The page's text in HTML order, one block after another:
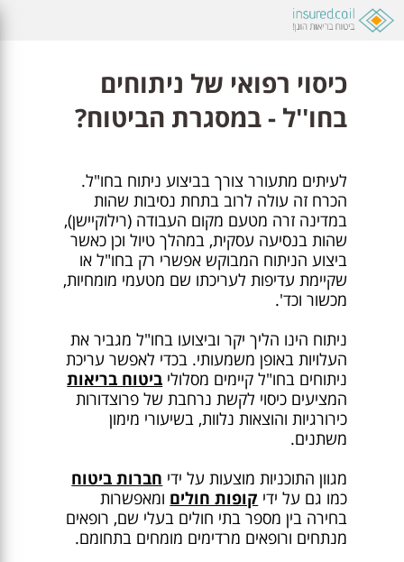
כיסוי רפואי של ניתוחים
בחו''ל - במסגרת הביטוח?
לעיתים מתעורר צורך בביצוע ניתוח בחו"ל.
הכרח זה עולה לרוב בתחת נסיבות שהות
במדינה זרה מטעם מקום העבודה (רילוקיישן),
שהות בנסיעה עסקית, במהלך טיול וכן כאשר
ביצוע הניתוח המבוקש אפשרי רק בחו"ל או
שקיימת עדיפות לעריכתו שם מטעמי מומחיות,
מכשור וכד'.
ניתוח הינו הליך יקר וביצועו בחו"ל מגביר את
העלויות באופן משמעותי. בכדי לאפשר עריכת
ניתוחים בחו"ל קיימים מסלולי ביטוח בריאות
המציעים כיסוי לקשת נרחבת של פרוצדורות
כירורגיות והוצאות נלוות, בשיעורי מימון
משתנים.
מגוון התוכניות מוצעות על ידי חברות ביטוח
כמו גם על ידי קופות חולים ומאפשרות
בחירה בין מספר בתי חולים בעלי שם, רופאים
מנתחים ורופאים מרדימים מומחים בתחומם.